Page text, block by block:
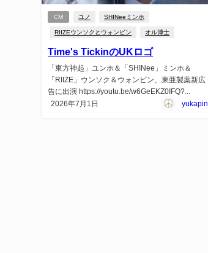
CM ユノ SHINeeミンホ
RIIZEウンソクとウォンビン オル博士
Time's TickinのUKロゴ
「東方神起」ユンホ＆「SHINee」ミンホ＆
「RIIZE」ウンソク＆ウォンビン、東亜製薬新広
告に出演 https://youtu.be/w6GeEKZ0IFQ?...
2026年7月1日
yukapin